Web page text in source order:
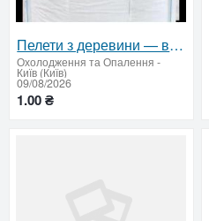
Пелети з деревини — відвантаження від 22 тонн
Охолодження та Опалення -
Київ (Київ)
09/08/2026
1.00 ₴